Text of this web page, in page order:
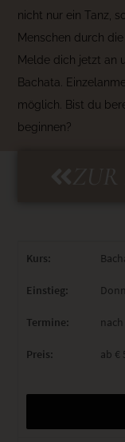
nicht nur ein Tanz,
Menschen durch
Melde dich jetzt an
Bachata.
möglich. Bist du
beginnen?